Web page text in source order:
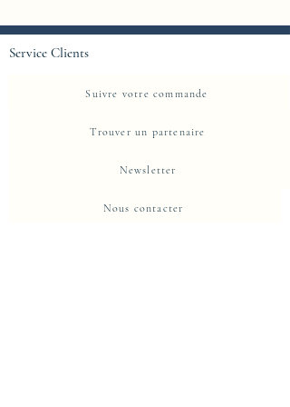
Service Clients
Suivre votre commande
Trouver un partenaire
Newsletter
Nous contacter